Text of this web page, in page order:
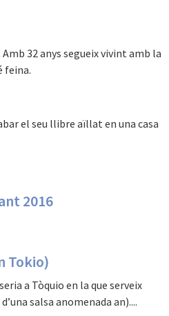
32 anys segueix vivint amb la
feina.
el seu llibre aïllat en una casa
2016
Tokio)
a Tòquio en la que serveix
salsa anomenada an)....